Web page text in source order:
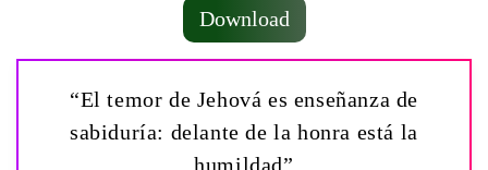
Download
“El temor de Jehová es enseñanza de
sabiduría: delante de la honra está la
humildad”